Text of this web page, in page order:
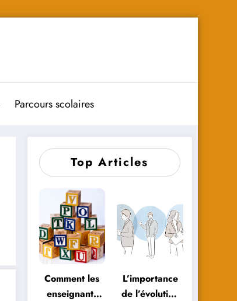
Parcours scolaires
Top Articles
Comment les
enseignants
L’importance
de l’évolution